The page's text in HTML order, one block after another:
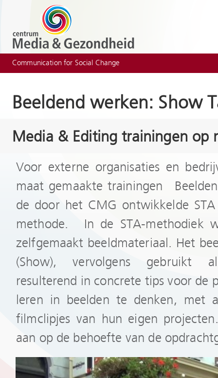
Communication for Social Change
Beeldend werken: Show
Media & Editing trainingen op
Voor externe organisaties en
maat gemaakte trainingen
de door het CMG ontwikkelde
methode. In de STA-methodiek
zelfgemaakt beeldmateriaal. Het
(Show), vervolgens gebruikt
resulterend in concrete tips voor de
leren in beelden te denken, met
filmclipjes van hun eigen
aan op de behoefte van de